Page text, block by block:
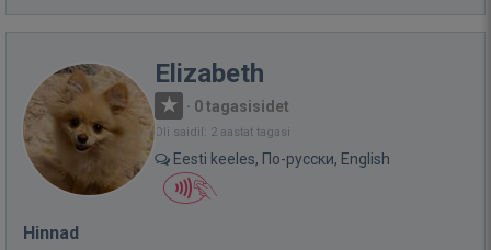
Elizabeth
· 0 tagasisidet
Oli saidil: 2 aastat tagasi
Eesti keeles, По-русски, English
Hinnad